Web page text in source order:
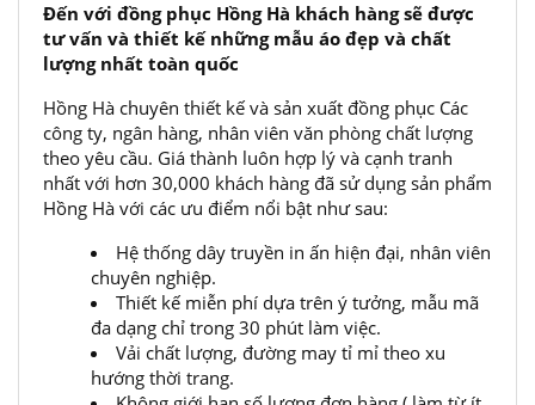
Đến với đồng phục Hồng Hà khách hàng sẽ được
tư vấn và thiết kế những mẫu áo đẹp và chất
lượng nhất toàn quốc
Hồng Hà chuyên thiết kế và sản xuất đồng phục Các
công ty, ngân hàng, nhân viên văn phòng chất lượng
theo yêu cầu. Giá thành luôn hợp lý và cạnh tranh
nhất với hơn 30,000 khách hàng đã sử dụng sản phẩm
Hồng Hà với các ưu điểm nổi bật như sau:
Hệ thống dây truyền in ấn hiện đại, nhân viên
chuyên nghiệp.
Thiết kế miễn phí dựa trên ý tưởng, mẫu mã
đa dạng chỉ trong 30 phút làm việc.
Vải chất lượng, đường may tỉ mỉ theo xu
hướng thời trang.